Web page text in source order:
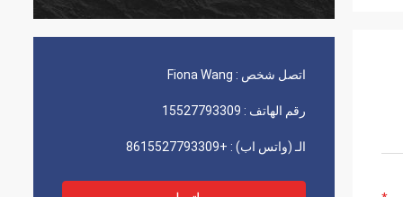
اتصل شخص : Fiona Wang
رقم الهاتف : 15527793309
الـ (واتس اب) : +8615527793309